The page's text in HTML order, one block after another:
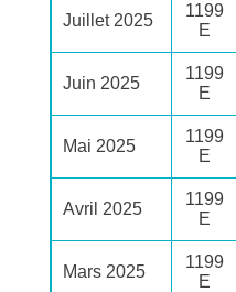
Juillet 2025
1199
E
Juin 2025
1199
E
Mai 2025
1199
E
Avril 2025
1199
E
Mars 2025
1199
E